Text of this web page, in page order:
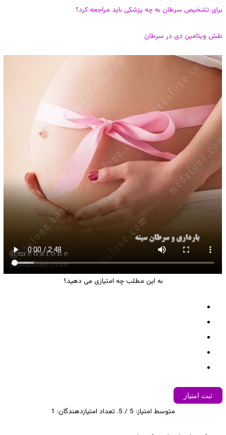
برای تشخیص سرطان به چه پزشکی باید مراجعه کرد؟
نقش ویتامین دی در سرطان
به این مطلب چه امتیازی می دهید؟
ثبت امتیاز
متوسط امتیاز: 5 / 5. تعداد امتیازدهندگان: 1